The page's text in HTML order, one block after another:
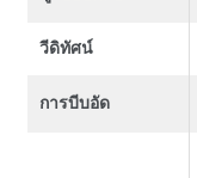
วีดิทัศน์
การบีบอัด